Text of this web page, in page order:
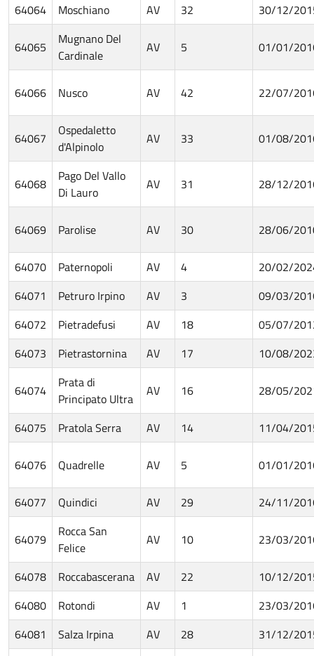
64064 Moschiano AV 32 30/12/
64065
Mugnano Del
Cardinale
AV 5 01/01/
64066 Nusco AV 42 22/07/
64067
Ospedaletto
d'Alpinolo
AV 33 01/08/
64068
Pago Del Vallo
Di Lauro
AV 31 28/12/
64069 Parolise AV 30 28/06/
64070 Paternopoli AV 4
20/02/
64071
Petruro Irpino AV 3
09/03/
64072
Pietradefusi AV 18
05/07/
64073
Pietrastornina AV 17 10/08/
64074
Prata di
Principato Ultra
AV 16 28/05/
64075 Pratola Serra AV 14 11/04/
64076 Quadrelle AV 5 01/01/
64077 Quindici AV 29 24/11/
64079
Rocca San
Felice
AV 10 23/03/
64078 Roccabascerana AV 22
10/12/
64080
Rotondi AV 1
23/03/
64081
Salza Irpina AV 28 31/12/